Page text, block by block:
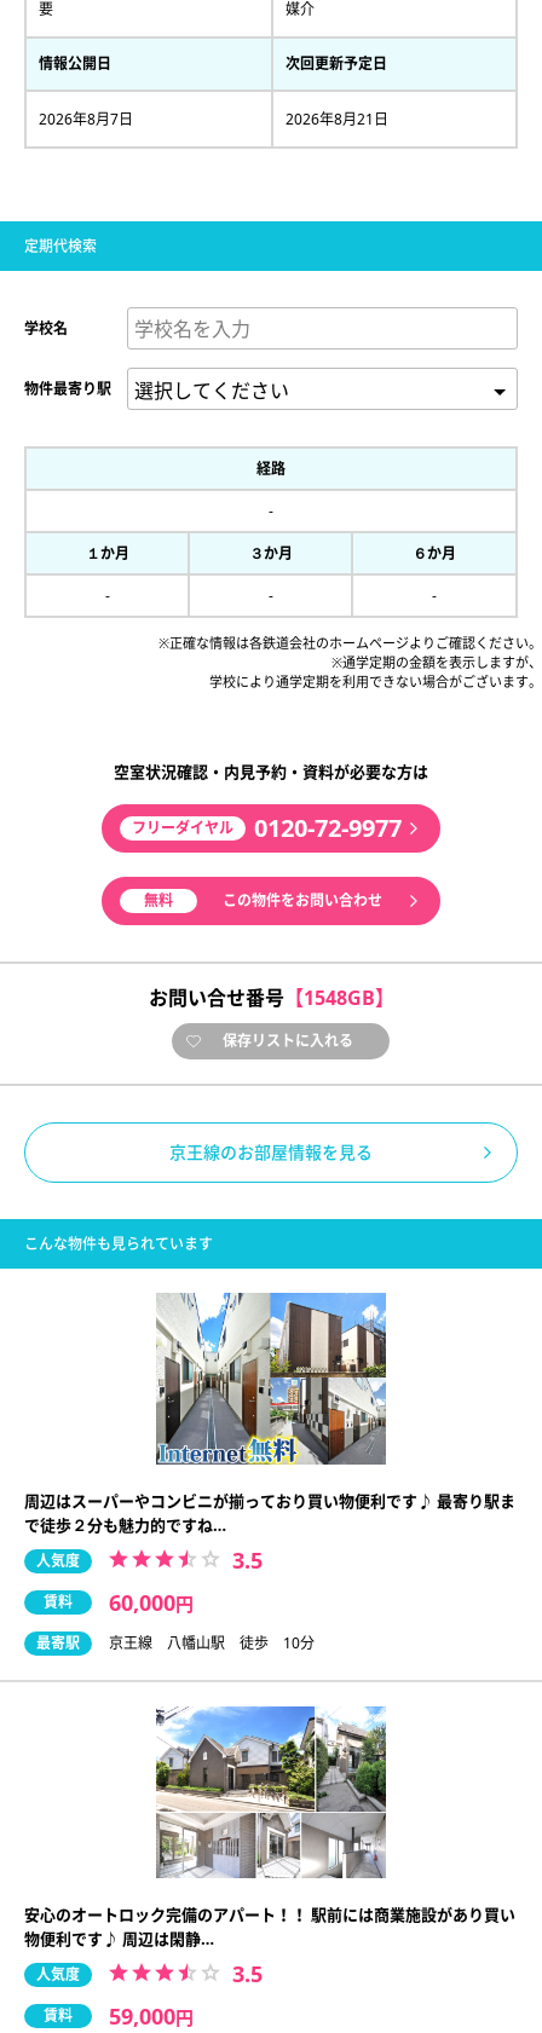
要 媒介
情報公開日
2026年8月7日
次回更新予定日
2026年8月21日
定期代検索
学校名
物件最寄り駅
経路
-
１か月 ３か月 ６か月
- - -
※正確な情報は各鉄道会社のホームページよりご確認ください。
※通学定期の金額を表示しますが、
学校により通学定期を利用できない場合がございます。
空室状況確認・内見予約・資料が必要な方は
フリーダイヤル 0120-72-9977
無料 この物件をお問い合わせ
お問い合せ番号【1548GB】
保存リストに入れる
京王線のお部屋情報を見る
こんな物件も見られています
周辺はスーパーやコンビニが揃っており買い物便利です♪ 最寄り駅ま
で徒歩２分も魅力的ですね…
人気度 3.5
賃料 60,000円
最寄駅 京王線 八幡山駅 徒歩 10分
安心のオートロック完備のアパート！！ 駅前には商業施設があり買い
物便利です♪ 周辺は閑静…
人気度 3.5
賃料 59,000円